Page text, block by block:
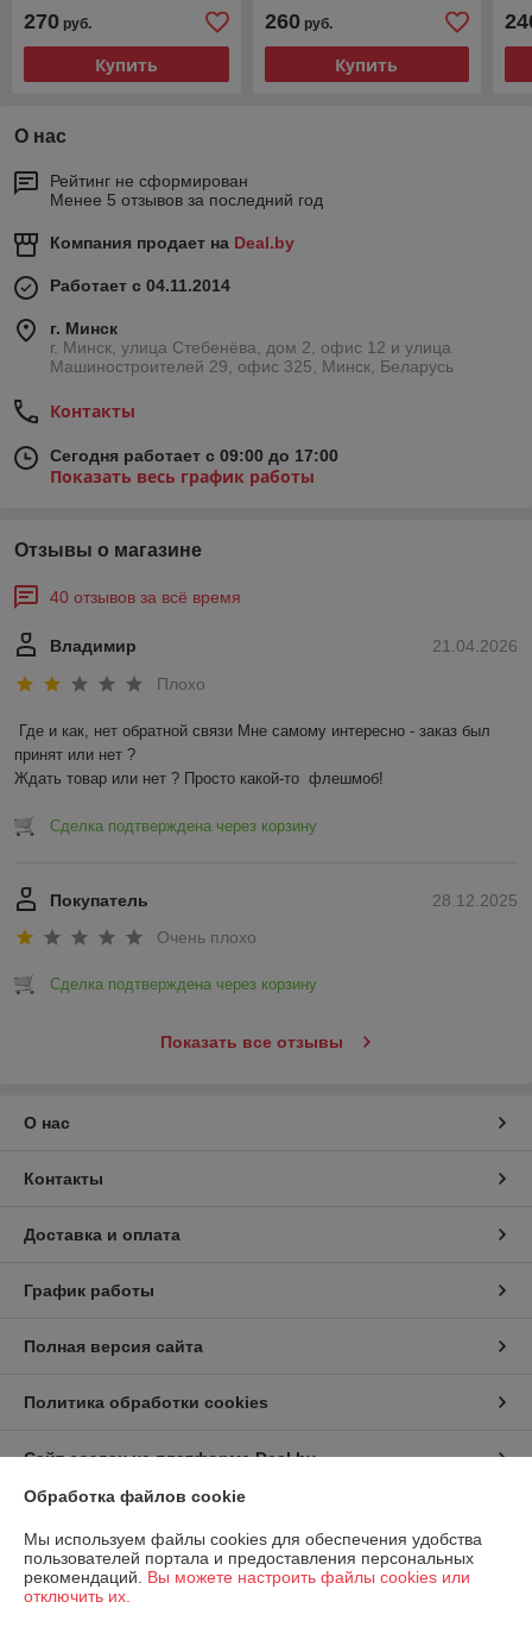
270 руб.
Купить
260руб.
Купить
О нас
Рейтинг не сформирован
Менее 5 отзывов за последний год
Компания продает на Deal.by
Работает с 04.11.2014
г. Минск
г. Минск, улица Стебенёва, дом 2, офис 12 и улица
Машиностроителей 29, офис 325, Минск, Беларусь
Контакты
Сегодня работает с 09:00 до 17:00
Показать весь график работы
Отзывы о магазине
40 отзывов за всё время
21.04.2026
Владимир
Плохо
Где и как, нет обратной связи Мне самому интересно - заказ был
принят или нет ?
Ждать товар или нет ? Просто какой-то  флешмоб!
Сделка подтверждена через корзину
28.12.2025
Покупатель
Очень плохо
Сделка подтверждена через корзину
Показать все отзывы
О нас
Контакты
Доставка и оплата
График работы
Полная версия сайта
Политика обработки cookies
Сайт создан на платформе Deal.by
Информация для покупателя
Юридическое лицо:ООО "Белтайрторг"
Беларусь Минск ул. Стебенёва, 2
Обработка файлов cookie
Мы используем файлы cookies для обеспечения удобства
пользователей портала и предоставления персональных
рекомендаций. Вы можете настроить файлы cookies или
отключить их.